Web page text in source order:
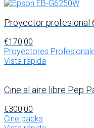
Proyector profesional
€170,00
Proyectores
Vista rápida
Cine al aire libre Pep
€300,00
Cine packs